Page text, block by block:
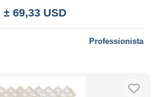
± 69,33 USD
Professionista